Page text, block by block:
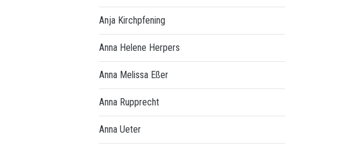
Anja Kirchpfening
Anna Helene Herpers
Anna Melissa Eßer
Anna Rupprecht
Anna Ueter